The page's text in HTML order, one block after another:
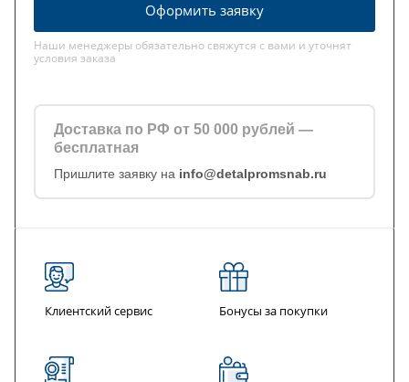
Оформить заявку
Наши менеджеры обязательно свяжутся с вами и уточнят
условия заказа
Доставка по РФ от 50 000 рублей —
бесплатная
Пришлите заявку на info@detalpromsnab.ru
Клиентский сервис Бонусы за покупки